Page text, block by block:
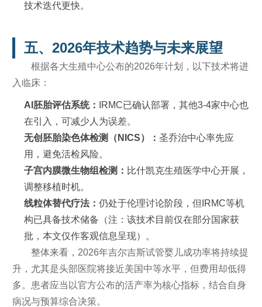
技术迭代更快。
五、2026年技术趋势与未来展望
根据各大生殖中心公布的2026年计划，以下技术将进
入临床：
AI胚胎评估系统：
IRMC已确认部署，其他3-4家中心也
在引入，可减少人为误差。
无创胚胎染色体检测（NICS）： 圣乔治中心率先应
用，避免活检风险。
子宫内膜微生物组检测： 比什凯克生殖医学中心开展，
调整移植时机。
线粒体替代疗法： 仍处于伦理讨论阶段，但IRMC等机
构已具备技术储备（注：该技术目前仅在部分国家获
批，本文仅作客观信息呈现）。
整体来看，2026年吉尔吉斯试管婴儿成功率将持续提
升，尤其是头部医院将接近美国中等水平，但费用却低得
多。患者应当以官方公布的活产率为核心指标，结合自身
病况与预算综合决策。